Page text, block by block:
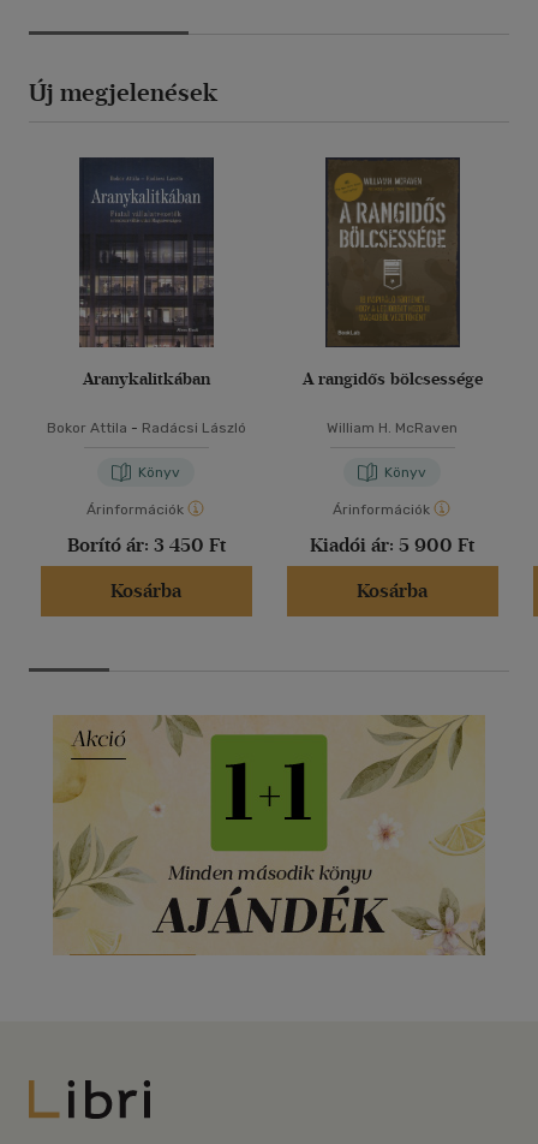
Új megjelenések
Aranykalitkában
Bokor Attila - Radácsi László
Könyv
Árinformációk
Borító ár: 3 450 Ft
Kosárba
A rangidős bölcsessége
William H. McRaven
Könyv
Árinformációk
Kiadói ár: 5 900 Ft
Kosárba
Libri